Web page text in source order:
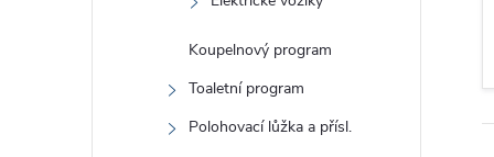
Koupelnový program
Toaletní program
Polohovací lůžka a přísl.